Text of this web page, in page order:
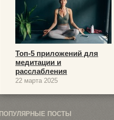
Топ-5 приложений для
медитации и
расслабления
22 марта 2025
ПОПУЛЯРНЫЕ ПОСТЫ